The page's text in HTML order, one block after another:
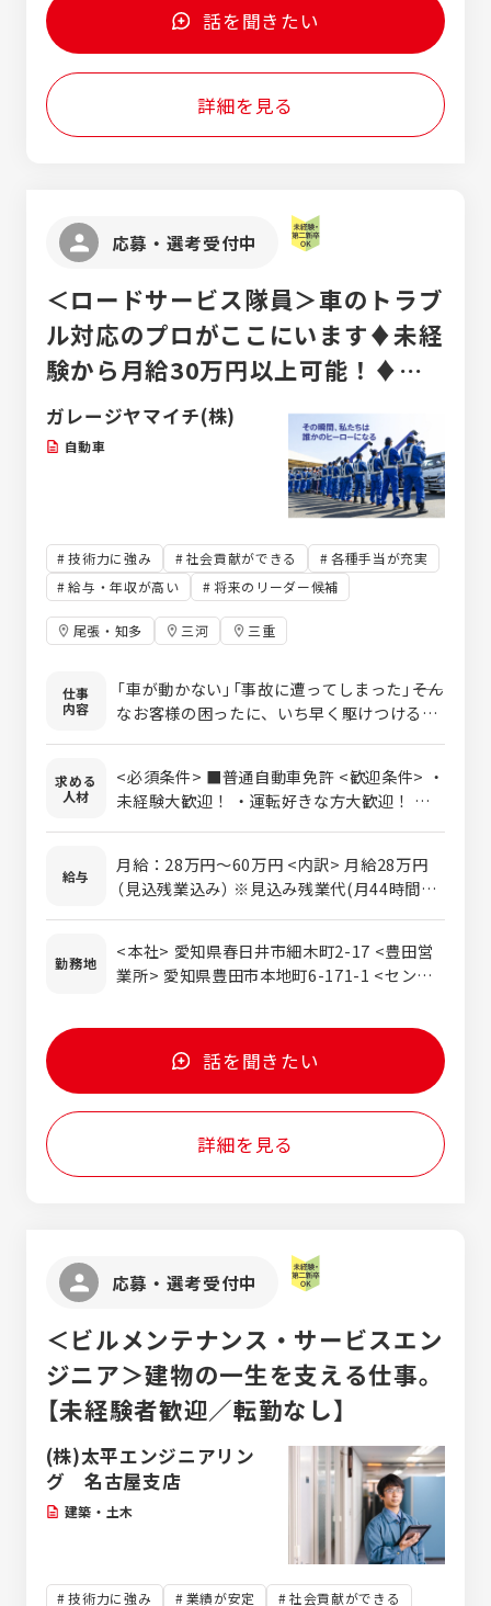
鏡屋さんなど、経験問わず活躍中です！
話を聞きたい
詳細を見る
応募・選考受付中
＜ロードサービス隊員＞車のトラブ
ル対応のプロがここにいます♦未経
験から月給30万円以上可能！♦や
る気次第で月給50万以上も！？
ガレージヤマイチ(株)
自動車
技術力に強み 社会貢献ができる
各種手当が充実
給与・年収が高い
将来のリーダー候補
尾張・知多 三河 三重
仕事
内容
「車が動かない」「事故に遭ってしまった」――そん
なお客様の困ったに、いち早く駆けつけるの
事故対応など、さまざまなトラブル現場へ出
動し、安全かつ迅速に対応します。 現場で
は、不安を抱えるお客様へ安心感を届けるこ
とも大切な役割です。「ありがとう、助かっ
たよ」と直接感謝の言葉をいただける機会も
多く、人の役に立っている実感を強く感じら
三重、岐阜エリアも対応。依頼内容に応じ
て、レッカー車や積載車を使用しながら対応
や、車両知識、接客対応などを基礎から学べ
るため、未経験の方でも安心してスタート可
能です。実際に、異業種から転職して活躍し
ている社員も多数在籍しています。 また、普
ク、自転車など幅広い車両に関わる機会もあ
り、自動車に関する知識・技術を着実に身に
社が全面的にバックアップ。スキルアップし
ながら長く働けます。 24時間365日、人々の
からこそ、毎日同じ作業の繰り返しではな
く、一件一件異なる対応にやりがいがありま
す。「車が好き」「人の役に立つ仕事がしたい」
「手に職をつけたい」そんな想いを活かせる仕
求める
人材
<必須条件> ■普通自動車免許 <歓迎条件> ・
未経験大歓迎！ ・運転好きな方大歓迎！ ・
給与
月給：28万円～60万円 <内訳> 月給28万円
（見込残業込み） ※見込み残業代(月44時間／
円／入社3年目30代 月給60万円／入社6年目
30代（大型牽引） <モデル年収> 480万円…入
※年俸制もあり
勤務地
<本社> 愛知県春日井市細木町2-17 <豊田営
業所> 愛知県豊田市本地町6-171-1 <セント
27 <東海営業所> 愛知県東海市浅山3-26 <桑
名営業所> 三重県桑名市下深谷部745-1 ※勤
務地は希望を考慮いたします。
話を聞きたい
詳細を見る
応募・選考受付中
＜ビルメンテナンス・サービスエン
ジニア＞建物の一生を支える仕事。
【未経験者歓迎／転勤なし】
(株)太平エンジニアリン
グ 名古屋支店
建築・土木
技術力に強み 業績が安定 社会貢献ができる